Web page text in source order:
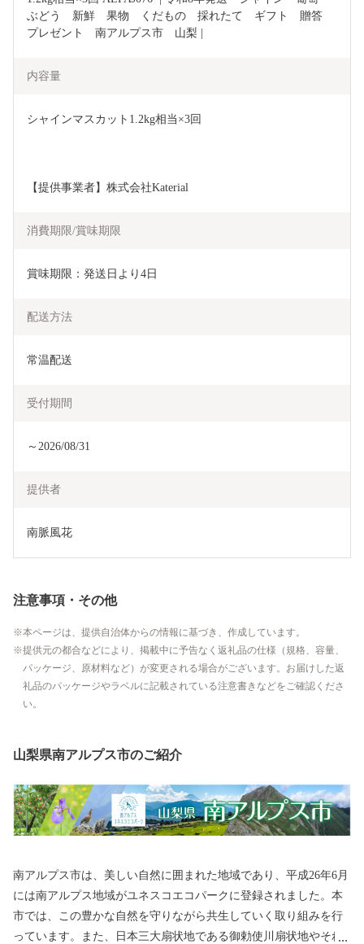
ぶどう　新鮮　果物　くだもの　採れたて　ギフト　贈答
プレゼント　南アルプス市　山梨 |
内容量
シャインマスカット1.2kg相当×3回
【提供事業者】株式会社Katerial
消費期限/賞味期限
賞味期限：発送日より4日
配送方法
常温配送
受付期間
～2026/08/31
提供者
南脈風花
注意事項・その他
本ページは、提供自治体からの情報に基づき、作成しています。
提供元の都合などにより、掲載中に予告なく返礼品の仕様（規格、容量、
パッケージ、原材料など）が変更される場合がございます。お届けした返
礼品のパッケージやラベルに記載されている注意書きなどをご確認くださ
い。
山梨県南アルプス市のご紹介
南アルプス市は、美しい自然に囲まれた地域であり、平成26年6月
には南アルプス地域がユネスコエコパークに登録されました。本
市では、この豊かな自然を守りながら共生していく取り組みを行
っています。また、日本三大扇状地である御勅使川扇状地やそれ